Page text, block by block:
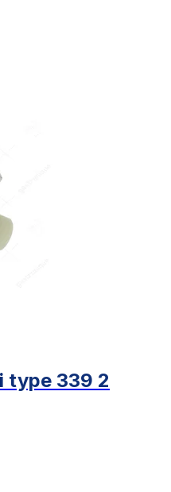
type 339 2